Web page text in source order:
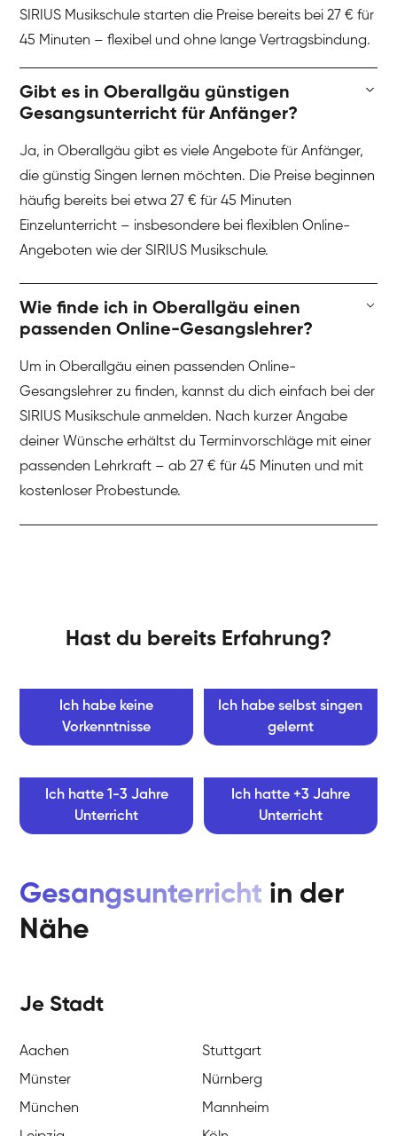
SIRIUS Musikschule starten die Preise bereits bei 27 € für
45 Minuten – flexibel und ohne lange Vertragsbindung.
Gibt es in Oberallgäu günstigen
Gesangsunterricht für Anfänger?
Ja, in Oberallgäu gibt es viele Angebote für Anfänger,
die günstig Singen lernen möchten. Die Preise beginnen
häufig bereits bei etwa 27 € für 45 Minuten
Einzelunterricht – insbesondere bei flexiblen Online-
Angeboten wie der SIRIUS Musikschule.
Wie finde ich in Oberallgäu einen
passenden Online-Gesangslehrer?
Um in Oberallgäu einen passenden Online-
Gesangslehrer zu finden, kannst du dich einfach bei der
SIRIUS Musikschule anmelden. Nach kurzer Angabe
deiner Wünsche erhältst du Terminvorschläge mit einer
passenden Lehrkraft – ab 27 € für 45 Minuten und mit
kostenloser Probestunde.
Hast du bereits Erfahrung?
Ich habe keine
Vorkenntnisse
Ich habe selbst singen
gelernt
Ich hatte 1-3 Jahre
Unterricht
Ich hatte +3 Jahre
Unterricht
Gesangsunterricht in der
Nähe
Je Stadt
Aachen
Stuttgart
Münster
Nürnberg
München
Mannheim